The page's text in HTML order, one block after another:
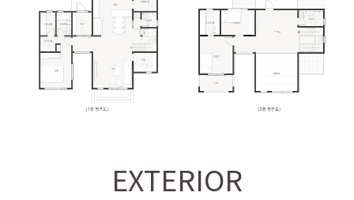
EXTERIOR